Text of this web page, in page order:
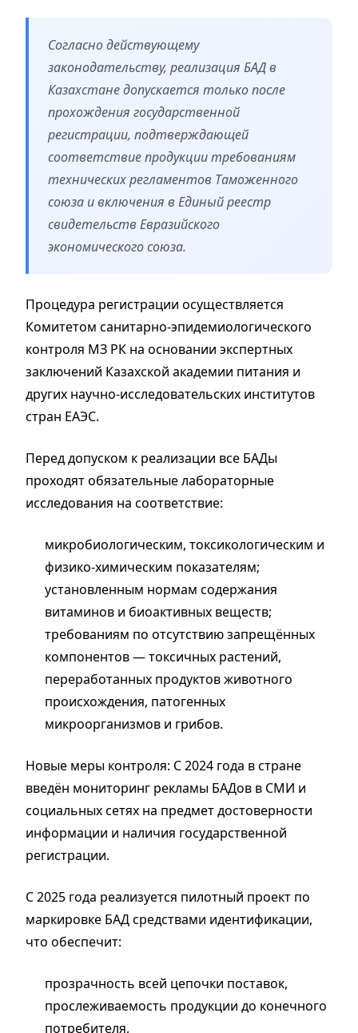
Согласно действующему
законодательству, реализация БАД в
Казахстане допускается только после
прохождения государственной
регистрации, подтверждающей
соответствие продукции требованиям
технических регламентов Таможенного
союза и включения в Единый реестр
свидетельств Евразийского
экономического союза.
Процедура регистрации осуществляется
Комитетом санитарно-эпидемиологического
контроля МЗ РК на основании экспертных
заключений Казахской академии питания и
других научно-исследовательских институтов
стран ЕАЭС.
Перед допуском к реализации все БАДы
проходят обязательные лабораторные
исследования на соответствие:
микробиологическим, токсикологическим и
физико-химическим показателям;
установленным нормам содержания
витаминов и биоактивных веществ;
требованиям по отсутствию запрещённых
компонентов — токсичных растений,
переработанных продуктов животного
происхождения, патогенных
микроорганизмов и грибов.
Новые меры контроля: С 2024 года в стране
введён мониторинг рекламы БАДов в СМИ и
социальных сетях на предмет достоверности
информации и наличия государственной
регистрации.
С 2025 года реализуется пилотный проект по
маркировке БАД средствами идентификации,
что обеспечит:
прозрачность всей цепочки поставок,
прослеживаемость продукции до конечного
потребителя,